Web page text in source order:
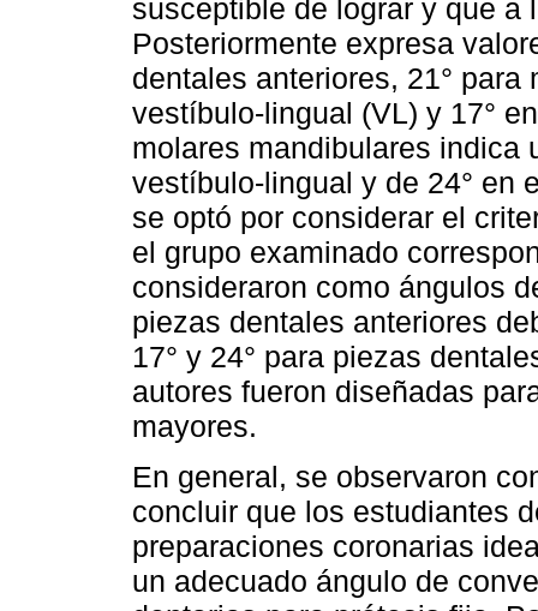
susceptible de lograr y que a
Posteriormente expresa
dentales anteriores, 21°
vestíbulo-lingual (VL) y 17°
molares mandibulares indica
vestíbulo-lingual y de 24° en
se optó por considerar el
el grupo examinado
consideraron como ángulos
piezas dentales anteriores
17° y 24° para piezas
autores fueron diseñadas
mayores.
En general, se observaron
concluir que los estudiantes
preparaciones coronarias
un adecuado ángulo de